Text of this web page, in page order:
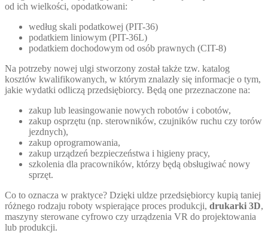
od ich wielkości, opodatkowani:
według skali podatkowej (PIT-36)
podatkiem liniowym (PIT-36L)
podatkiem dochodowym od osób prawnych (CIT-8)
Na potrzeby nowej ulgi stworzony został także tzw. katalog
kosztów kwalifikowanych, w którym znalazły się informacje o tym,
jakie wydatki odliczą przedsiębiorcy. Będą one przeznaczone na:
zakup lub leasingowanie nowych robotów i cobotów,
zakup osprzętu (np. sterowników, czujników ruchu czy torów
jezdnych),
zakup oprogramowania,
zakup urządzeń bezpieczeństwa i higieny pracy,
szkolenia dla pracowników, którzy będą obsługiwać nowy
sprzęt.
Co to oznacza w praktyce? Dzięki uldze przedsiębiorcy kupią taniej
różnego rodzaju roboty wspierające proces produkcji, drukarki 3D,
maszyny sterowane cyfrowo czy urządzenia VR do projektowania
lub produkcji.